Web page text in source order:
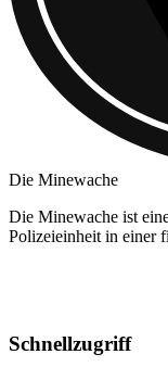
Die Minewache
Die Minewache ist
Polizeieinheit in einer
Schnellzugriff